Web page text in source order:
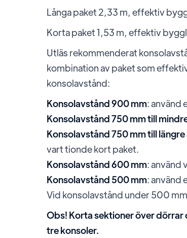
Långa paket 2,33 m, effektiv
Korta paket 1,53 m, effektiv
Utläs rekommenderat
kombination av paket som
konsolavstånd:
Konsolavstånd 900 mm: använd
Konsolavstånd 750 mm till
Konsolavstånd 750 mm till
vart tionde kort paket.
Konsolavstånd 600 mm: använd
Konsolavstånd 500 mm: använd
Vid konsolavstånd under 500
Obs! Korta sektioner över
tre konsoler.